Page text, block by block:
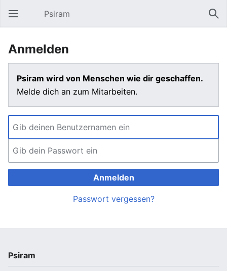
Hauptmenü öffnen Psiram
Anmelden
Psiram wird von Menschen wie dir geschaffen.
Melde dich an zum Mitarbeiten.
Anmelden
Passwort vergessen?
Psiram